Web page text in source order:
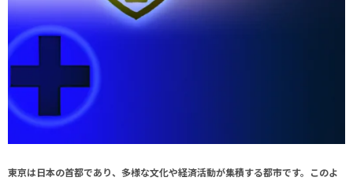
東京は日本の首都であり、多様な文化や経済活動が集積する都市です。このよ